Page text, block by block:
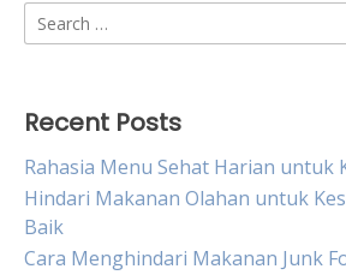
Search
for:
Recent Posts
Rahasia Menu Sehat Harian untuk
Hindari Makanan Olahan untuk
Baik
Cara Menghindari Makanan Junk